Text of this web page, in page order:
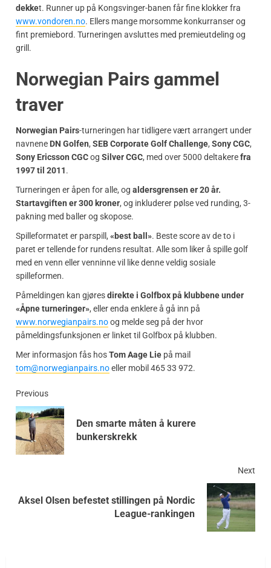
dekket. Runner up på Kongsvinger-banen får fine klokker fra
www.vondoren.no. Ellers mange morsomme konkurranser og
fint premiebord. Turneringen avsluttes med premieutdeling og
grill.
Norwegian Pairs gammel
traver
Norwegian Pairs-turneringen har tidligere vært arrangert under
navnene DN Golfen, SEB Corporate Golf Challenge, Sony CGC,
Sony Ericsson CGCog Silver CGC, med over 5000 deltakerefra
1997 til 2011.
Turneringen er åpen for alle, og aldersgrensen er 20 år.
Startavgiften er 300 kroner, og inkluderer pølse ved runding, 3-
pakning med baller og skopose.
Spilleformatet er parspill, «best ball». Beste score av de to i
paret er tellende for rundens resultat. Alle som liker å spille golf
med en venn eller venninne vil like denne veldig sosiale
spilleformen.
Påmeldingen kan gjøresdirekte i Golfbox på klubbene under
«Åpne turneringer», eller enda enklere å gå inn på
www.norwegianpairs.noog melde seg på der hvor
påmeldingsfunksjonen er linket til Golfbox på klubben.
Mer informasjon fås hosTom Aage Lie på mail
tom@norwegianpairs.noeller mobil 465 33 972.
Previous
Den smarte måten å kurere
bunkerskrekk
Next
Aksel Olsen befestet stillingen på Nordic
League-rankingen